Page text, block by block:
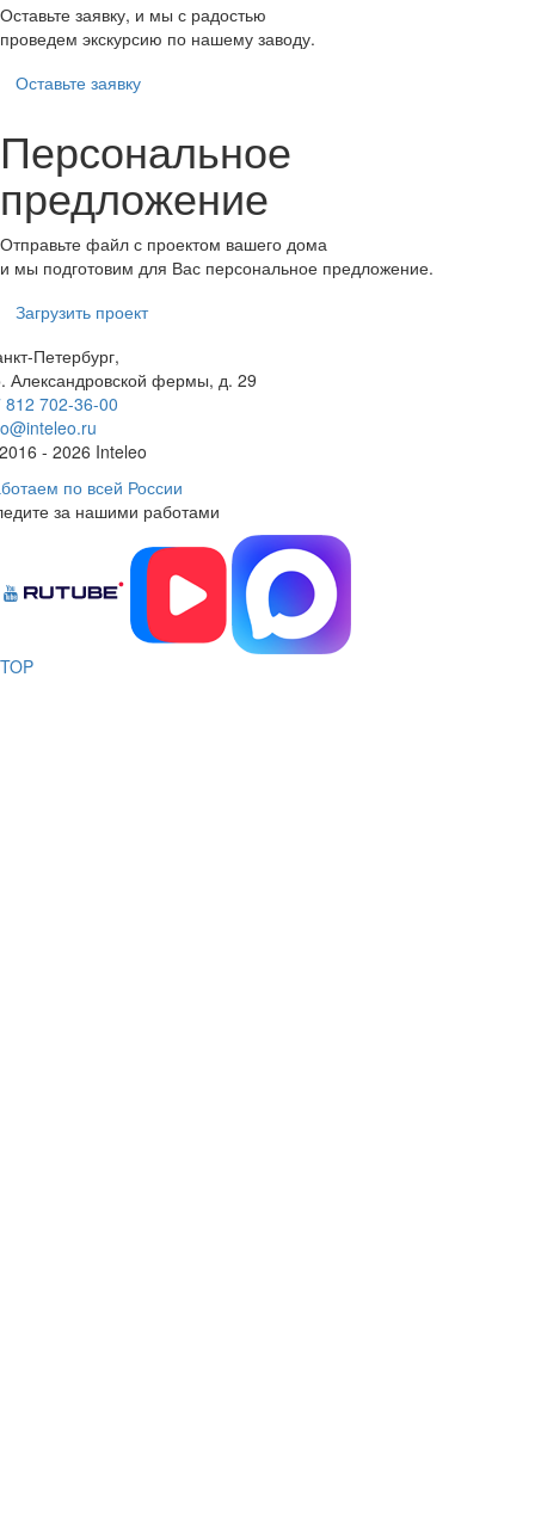
Оставьте заявку, и мы с радостью
проведем экскурсию по нашему заводу.
Оставьте заявку
Персональное
предложение
Отправьте файл с проектом вашего дома
и мы подготовим для Вас персональное предложение.
Загрузить проект
Петербург,
Александровской фермы, д. 29
812 702-36-00
- 2026 Inteleo
по всей России
за нашими работами
TOP